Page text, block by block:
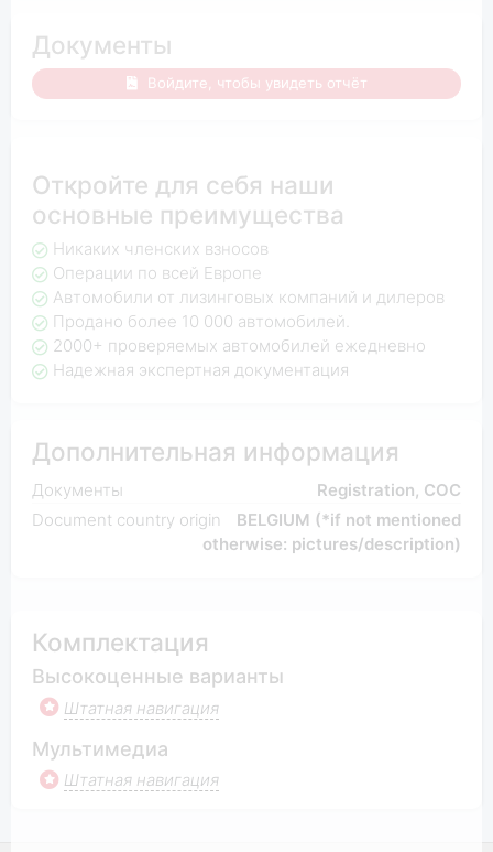
Документы
Войдите, чтобы увидеть отчёт
Откройте для себя наши
основные преимущества
Никаких членских взносов
Операции по всей Европе
Автомобили от лизинговых компаний и дилеров
Продано более 10 000 автомобилей.
2000+ проверяемых автомобилей ежедневно
Надежная экспертная документация
Дополнительная информация
Документы
Registration, COC
Document country origin
BELGIUM (*if not mentioned
otherwise: pictures/description)
Комплектация
Высокоценные варианты
Штатная навигация
Мультимедиа
Штатная навигация